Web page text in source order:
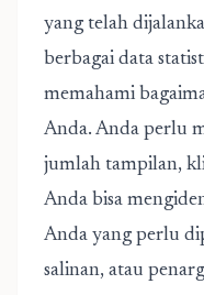
yang telah
berbagai data
memahami
Anda. Anda perlu
jumlah tampilan,
Anda bisa
Anda yang perlu
salinan, atau